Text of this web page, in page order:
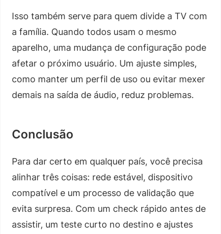
Isso também serve para quem divide a TV com
a família. Quando todos usam o mesmo
aparelho, uma mudança de configuração pode
afetar o próximo usuário. Um ajuste simples,
como manter um perfil de uso ou evitar mexer
demais na saída de áudio, reduz problemas.
Conclusão
Para dar certo em qualquer país, você precisa
alinhar três coisas: rede estável, dispositivo
compatível e um processo de validação que
evita surpresa. Com um check rápido antes de
assistir, um teste curto no destino e ajustes